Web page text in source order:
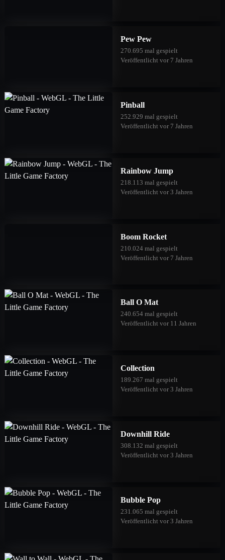
Pew Pew
270.695 mal gespielt
Veröffentlicht vor 7 Jahren
Pinball
252.929 mal gespielt
Veröffentlicht vor 7 Jahren
Rainbow Jump
218.113 mal gespielt
Veröffentlicht vor 3 Jahren
Boom Rocket
210.024 mal gespielt
Veröffentlicht vor 7 Jahren
Ball O Mat
240.654 mal gespielt
Veröffentlicht vor 11 Jahren
Collection
189.267 mal gespielt
Veröffentlicht vor 3 Jahren
Downhill Ride
308.132 mal gespielt
Veröffentlicht vor 3 Jahren
Bubble Pop
231.065 mal gespielt
Veröffentlicht vor 3 Jahren